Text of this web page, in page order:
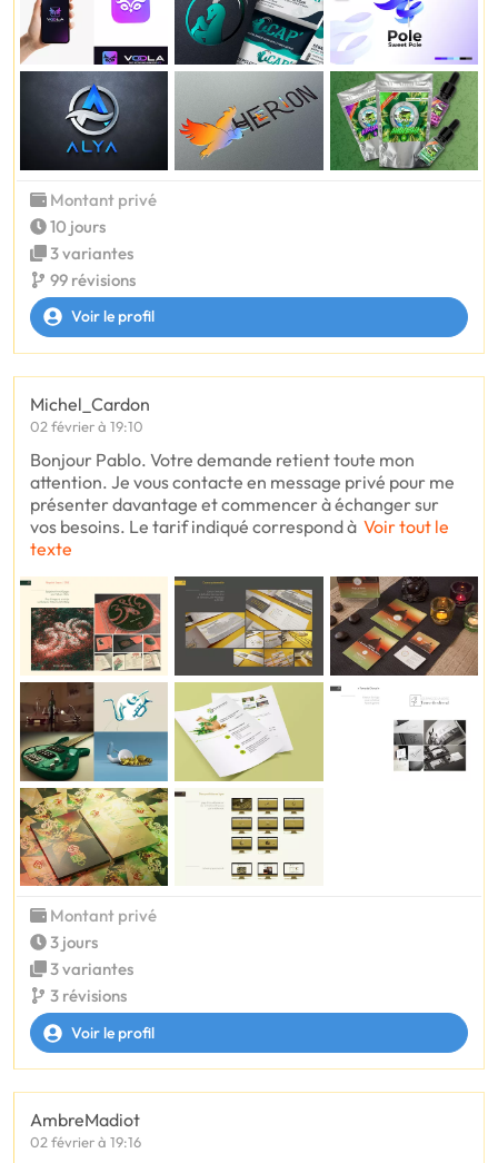
Montant privé
10 jours
3 variantes
99 révisions
Voir le profil
Michel_Cardon
02 février à 19:10
Bonjour Pablo. Votre demande retient toute mon
attention. Je vous contacte en message privé pour me
présenter davantage et commencer à échanger sur
vos besoins. Le tarif indiqué correspond à Voir tout le
texte
Montant privé
3 jours
3 variantes
3 révisions
Voir le profil
AmbreMadiot
02 février à 19:16